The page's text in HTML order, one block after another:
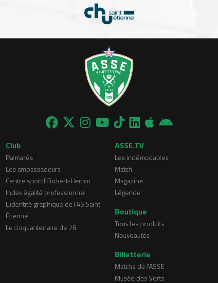
Club
Palmarès
Les ambassadeurs
Centre sportif Robert-Herbin
Index égalité professionnel
L'identité graphique de l'AS Saint-
Étienne
Le cinquantenaire de 76
ASSE.TV
Les indémodables
Match
Magazine
Légende
Boutique
Tous les produits
Nouveautés
Billetterie
Matchs de l'ASSE
Musée des Verts